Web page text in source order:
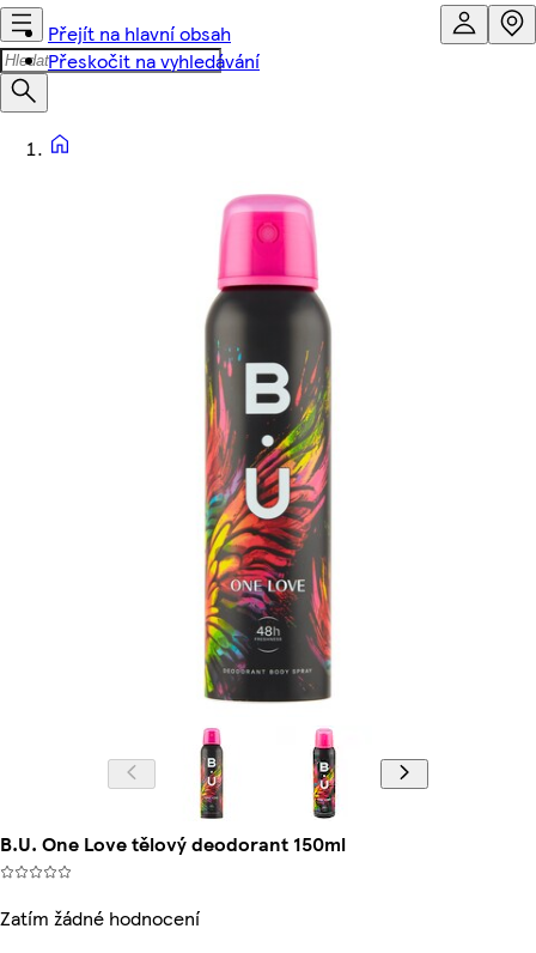
Přejít na hlavní obsah
Přeskočit na vyhledávání
B.U. One Love tělový deodorant 150ml
Zatím žádné hodnocení